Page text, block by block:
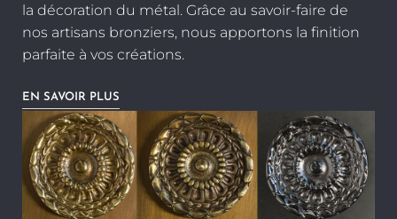
la décoration du métal. Grâce au savoir-faire de
nos artisans bronziers, nous apportons la finition
parfaite à vos créations.
EN SAVOIR PLUS